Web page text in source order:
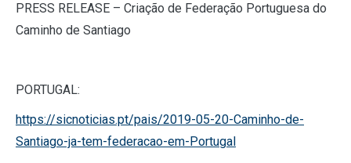
PRESS RELEASE – Criação de Federação Portuguesa do
Caminho de Santiago
PORTUGAL:
https://sicnoticias.pt/pais/2019-05-20-Caminho-de-
Santiago-ja-tem-federacao-em-Portugal